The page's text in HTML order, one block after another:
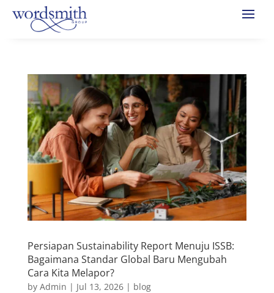
Persiapan Sustainability Report Menuju ISSB:
Bagaimana Standar Global Baru Mengubah
Cara Kita Melapor?
by Admin | Jul 13, 2026| blog